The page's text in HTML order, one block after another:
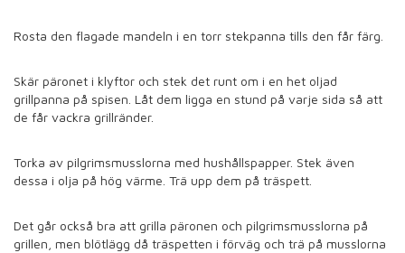
Rosta den flagade mandeln i en torr stekpanna tills den får färg.
Skär päronet i klyftor och stek det runt om i en het oljad
grillpanna på spisen. Låt dem ligga en stund på varje sida så att
de får vackra grillränder.
Torka av pilgrimsmusslorna med hushållspapper. Stek även
dessa i olja på hög värme. Trä upp dem på träspett.
Det går också bra att grilla päronen och pilgrimsmusslorna på
grillen, men blötlägg då träspetten i förväg och trä på musslorna